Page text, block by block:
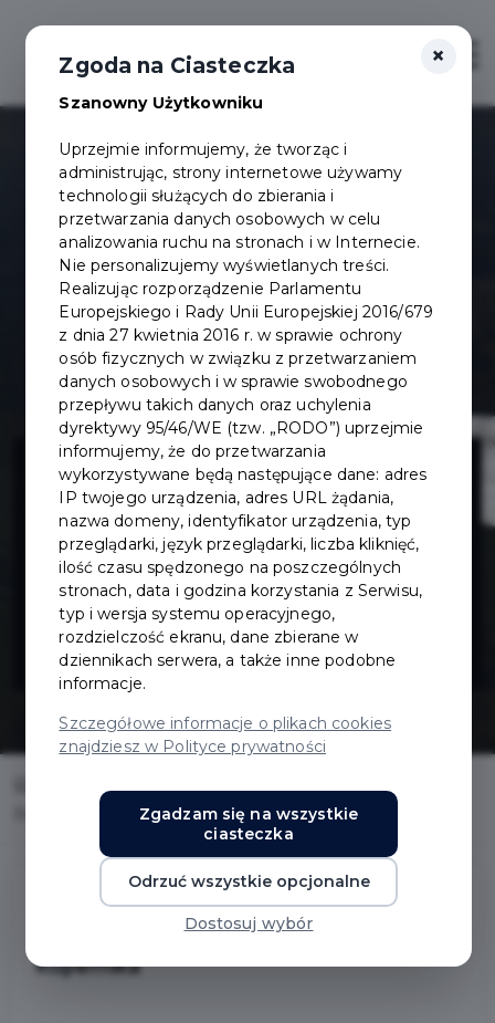
Budowa
chodnika
wzdłuż ul.
Kopernika
Budowa chodnika wzdłuż ul. Kopernika
Kopernika
×
Zgoda na Ciasteczka
Szanowny Użytkowniku
Uprzejmie informujemy, że tworząc i
administrując, strony internetowe używamy
technologii służących do zbierania i
przetwarzania danych osobowych w celu
analizowania ruchu na stronach i w Internecie.
Nie personalizujemy wyświetlanych treści.
Realizując rozporządzenie Parlamentu
Europejskiego i Rady Unii Europejskiej 2016/679
z dnia 27 kwietnia 2016 r. w sprawie ochrony
osób fizycznych w związku z przetwarzaniem
danych osobowych i w sprawie swobodnego
przepływu takich danych oraz uchylenia
dyrektywy 95/46/WE (tzw. „RODO”) uprzejmie
informujemy, że do przetwarzania
wykorzystywane będą następujące dane: adres
IP twojego urządzenia, adres URL żądania,
nazwa domeny, identyfikator urządzenia, typ
przeglądarki, język przeglądarki, liczba kliknięć,
ilość czasu spędzonego na poszczególnych
stronach, data i godzina korzystania z Serwisu,
typ i wersja systemu operacyjnego,
rozdzielczość ekranu, dane zbierane w
dziennikach serwera, a także inne podobne
informacje.
Szczegółowe informacje o plikach cookies
znajdziesz w Polityce prywatności
Zgadzam się na wszystkie
ciasteczka
Odrzuć wszystkie opcjonalne
Dostosuj wybór